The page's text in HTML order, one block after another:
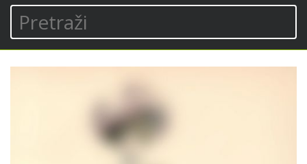
Pretraži
Gustave
Gospođa
Pretpregled